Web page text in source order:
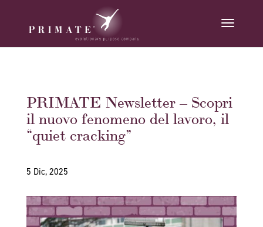
PRIMATE Newsletter – Scopri
il nuovo fenomeno del lavoro, il
“quiet cracking”
5 Dic, 2025